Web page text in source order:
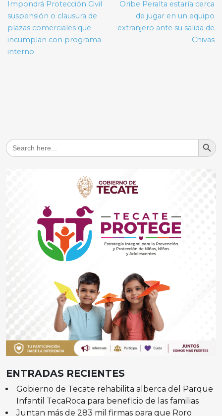
entradas
Impondrá Protección Civil
suspensión o clausura de
plazas comerciales que
incumplan con programa
interno
Oribe Peralta estaría cerca
de jugar en un equipo
extranjero ante su salida de
Chivas
Search
for:
Search
ENTRADAS RECIENTES
Gobierno de Tecate rehabilita alberca del Parque
Infantil TecaRoca para beneficio de las familias
Juntan más de 283 mil firmas para que Roro